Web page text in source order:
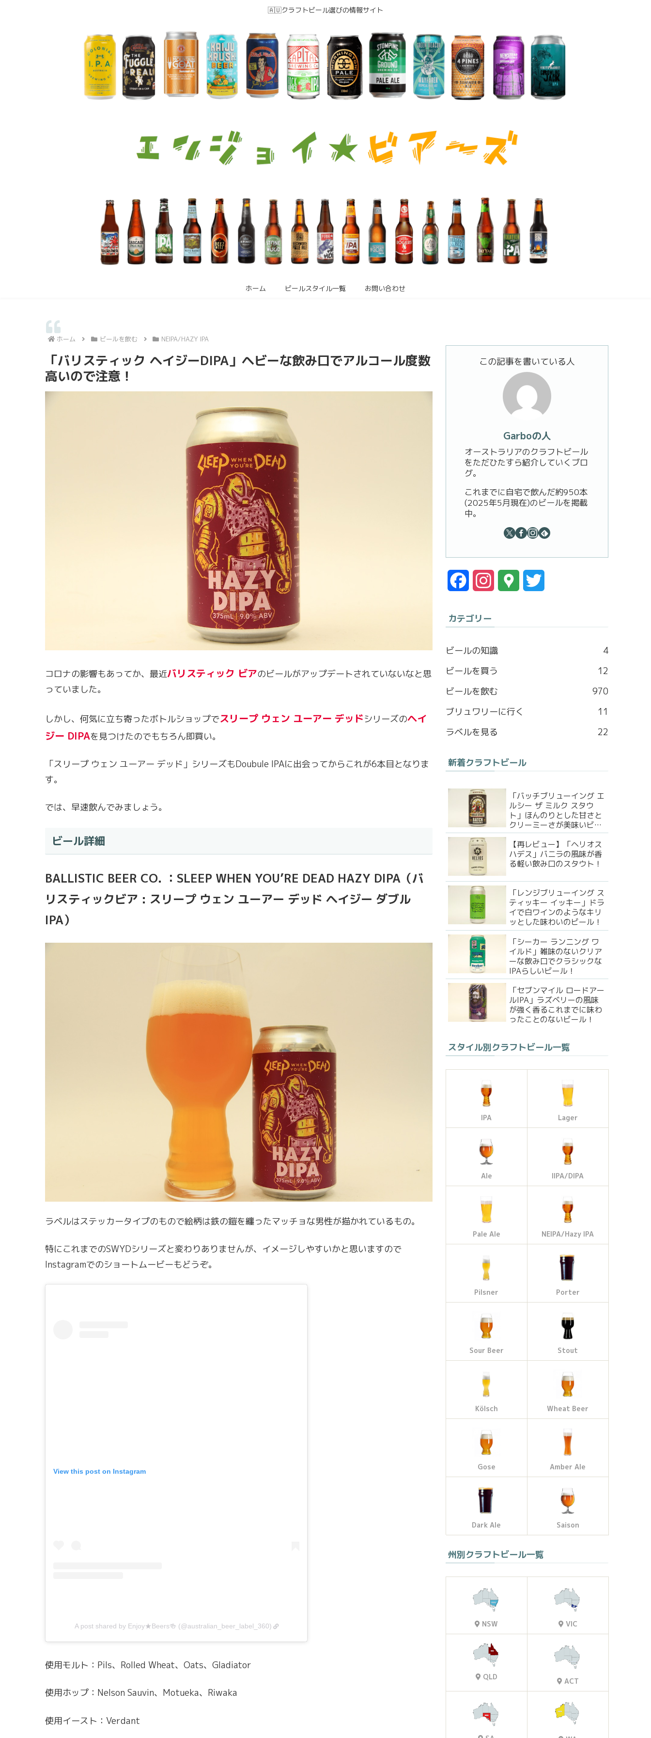
🇦🇺クラフトビール選びの情報サイト
ホーム ビールスタイル一覧 お問い合わせ
ホーム ビールを飲む NEIPA/HAZY IPA
「バリスティック ヘイジーDIPA」ヘビーな飲み口でアルコール度数
高いので注意！
コロナの影響もあってか、最近バリスティック ビアのビールがアップデートされていないなと思
っていました。
しかし、何気に立ち寄ったボトルショップでスリープ ウェン ユーアー デッドシリーズのヘイ
ジー DIPAを見つけたのでもちろん即買い。
「スリープ ウェン ユーアー デッド」シリーズもDoubule IPAに出会ってからこれが6本目となりま
す。
では、早速飲んでみましょう。
ビール詳細
BALLISTIC BEER CO. ：SLEEP WHEN YOU’RE DEAD HAZY DIPA（バ
リスティックビア : スリープ ウェン ユーアー デッド ヘイジー ダブル
IPA）
ラベルはステッカータイプのもので絵柄は鉄の鎧を纏ったマッチョな男性が描かれているもの。
特にこれまでのSWYDシリーズと変わりありませんが、イメージしやすいかと思いますので
Instagramでのショートムービーもどうぞ。
View this post on Instagram
A post shared by Enjoy★Beers🍻 (@australian_beer_label_360)
使用モルト：Pils、Rolled Wheat、Oats、Gladiator
使用ホップ：Nelson Sauvin、Motueka、Riwaka
使用イースト：Verdant
この記事を書いている人
Garboの人
オーストラリアのクラフトビール
をただひたすら紹介していくブロ
グ。
これまでに自宅で飲んだ約950本
(2025年5月現在)のビールを掲載
中。
c
b
o
o
k
t
a
g
r
a
M
カテゴリー
ビールの知識
4
ビールを買う
12
ビールを飲む
970
ブリュワリーに行く
11
ラベルを見る
22
新着クラフトビール
「バッチブリューイング エ
ルシー ザ ミルク スタウ
ト」ほんのりとした甘さと
クリーミーさが美味いビー
ル！
【再レビュー】「ヘリオス
ハデス」バニラの風味が香
る軽い飲み口のスタウト！
「レンジブリューイング ス
ティッキー イッキー」ドラ
イで白ワインのようなキリ
ッとした味わいのビール！
「シーカー ランニング ワ
イルド」雑味のないクリア
ーな飲み口でクラシックな
IPAらしいビール！
「セブンマイル ロードアー
ルIPA」ラズベリーの風味
が強く香るこれまでに味わ
ったことのないビール！
スタイル別クラフトビール一覧
IPA Lager
Ale IIPA/DIPA
Pale Ale NEIPA/Hazy IPA
Pilsner Porter
Sour Beer Stout
Kölsch Wheat Beer
Gose Amber Ale
Dark Ale Saison
州別クラフトビール一覧
NSW VIC
QLD ACT